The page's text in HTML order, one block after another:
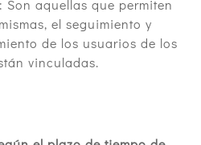
: Son aquellas que permiten
el seguimiento y
de los usuarios de los
vinculadas.